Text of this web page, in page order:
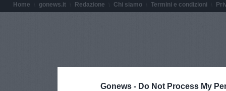
Gonews - Do Not Process My
Home gonews.it Redazione Chi siamo Termini e condizioni